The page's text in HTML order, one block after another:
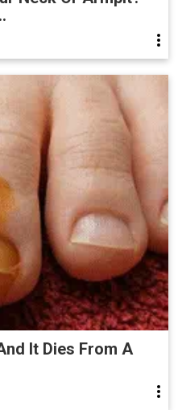
It Dies From A